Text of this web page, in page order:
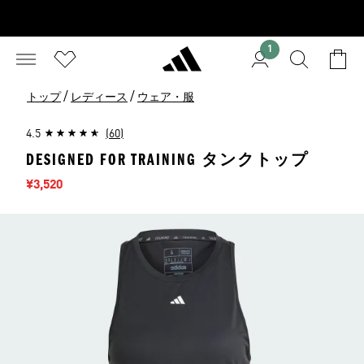
1
トップ / レディース / ウェア・服
4.5 (60)
DESIGNED FOR TRAINING タンクトップ
セール価格
¥3,520